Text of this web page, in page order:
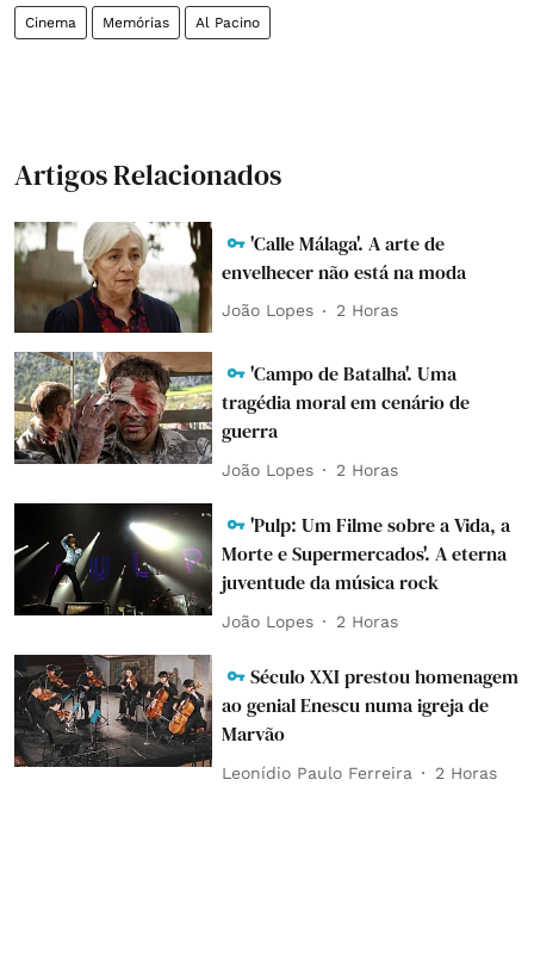
Cinema Memórias Al Pacino
Artigos Relacionados
'Calle Málaga'. A arte de
envelhecer não está na moda
João Lopes 2 Horas
'Campo de Batalha'. Uma
tragédia moral em cenário de
guerra
João Lopes 2 Horas
'Pulp: Um Filme sobre a Vida, a
Morte e Supermercados'. A eterna
juventude da música rock
João Lopes 2 Horas
Século XXI prestou homenagem
ao genial Enescu numa igreja de
Marvão
Leonídio Paulo Ferreira 2 Horas